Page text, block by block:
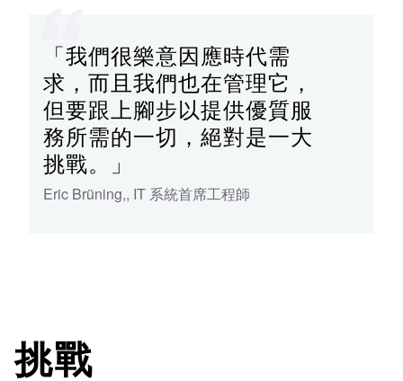
「我們很樂意因應時代需
求，而且我們也在管理它，
但要跟上腳步以提供優質服
務所需的一切，絕對是一大
挑戰。」
Eric Brüning,, IT 系統首席工程師
挑戰